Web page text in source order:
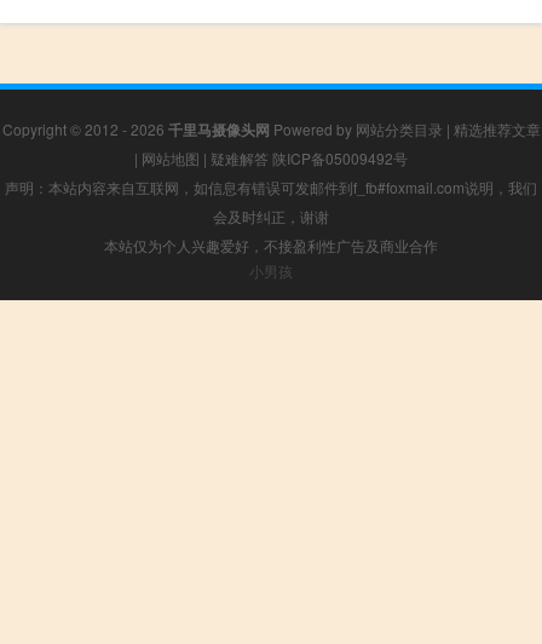
Copyright © 2012 - 2026 千里马摄像头网 Powered by 网站分类目录 | 精选推荐文章
| 网站地图 | 疑难解答 陕ICP备05009492号
声明：本站内容来自互联网，如信息有错误可发邮件到f_fb#foxmail.com说明，我们
会及时纠正，谢谢
本站仅为个人兴趣爱好，不接盈利性广告及商业合作
小男孩